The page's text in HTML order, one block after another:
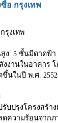
อ กรุงเทพ
รุงเทพ
ง 5 ชั้นมีดาดฟ้
งงานในอาคา
นในปี พ.ศ. 2552
ปรับปรุงโครงส
ความร้อนจาก